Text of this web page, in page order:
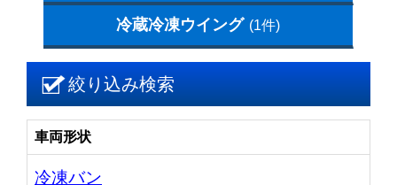
冷蔵冷凍ウイング (1件)
絞り込み検索
車両形状
冷凍バン